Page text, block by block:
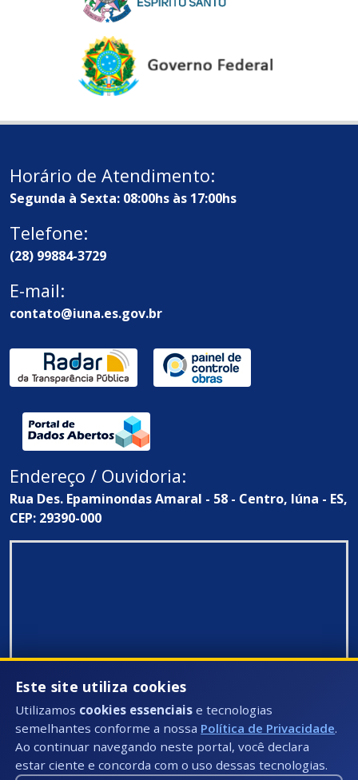
Horário de Atendimento:
Segunda à Sexta: 08:00hs às 17:00hs
Telefone:
(28) 99884-3729
E-mail:
contato@iuna.es.gov.br
Endereço / Ouvidoria:
Rua Des. Epaminondas Amaral - 58 - Centro, Iúna - ES,
CEP: 29390-000
Este site utiliza cookies
Utilizamos cookies essenciais e tecnologias
semelhantes conforme a nossa Política de Privacidade.
Ao continuar navegando neste portal, você declara
estar ciente e concorda com o uso dessas tecnologias.